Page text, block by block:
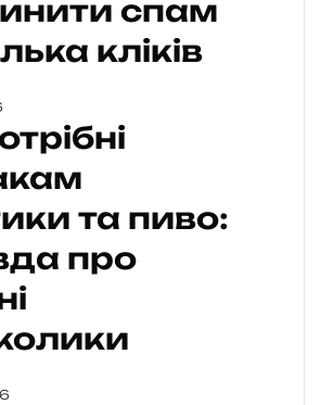
спам
кліків
та пиво:
про